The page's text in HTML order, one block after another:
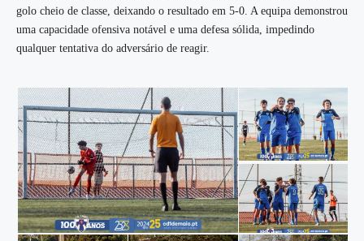
golo cheio de classe, deixando o resultado em 5-0. A equipa demonstrou
uma capacidade ofensiva notável e uma defesa sólida, impedindo
qualquer tentativa do adversário de reagir.